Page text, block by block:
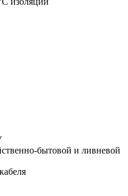
бытовой и ливневой